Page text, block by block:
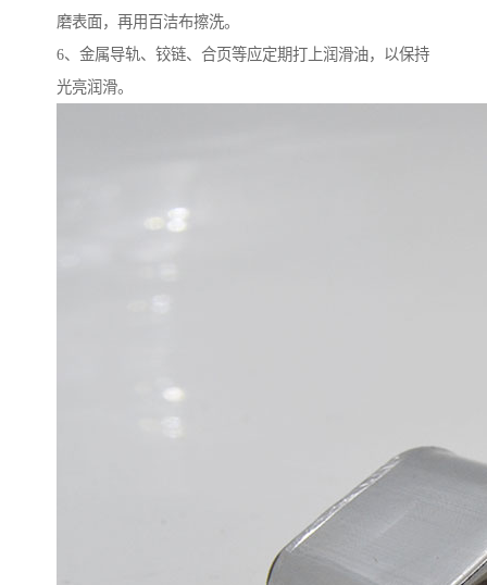
磨表面，再用百洁布擦洗。
6、金属导轨、铰链、合页等应定期打上润滑油，以保持
光亮润滑。